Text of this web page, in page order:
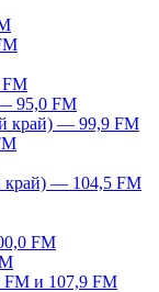
FM
95,0 FM
край) — 99,9 FM
край) — 104,5 FM
FM
и 107,9 FM